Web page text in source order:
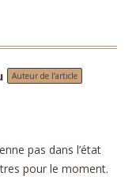
Auteur de l’article
pas dans l’état
pour le moment.